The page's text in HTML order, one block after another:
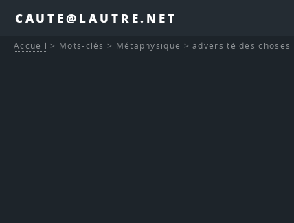
CAUTE@LAUTRE.NET
Accueil > Mots-clés > Métaphysique >adversité des choses